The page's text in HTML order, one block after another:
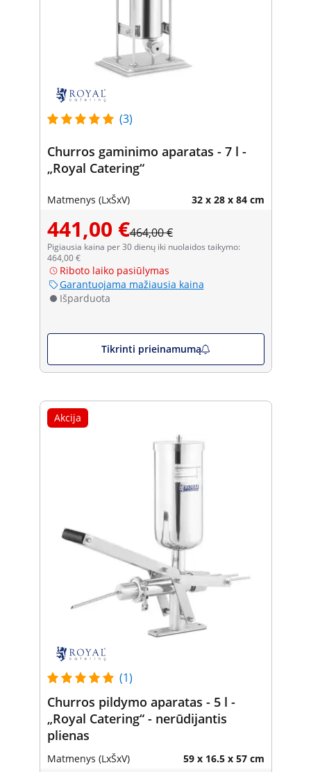
(3)
Churros gaminimo aparatas - 7 l -
„Royal Catering“
Matmenys (LxŠxV) 32 x 28 x 84 cm
441,00 €464,00 €
Pigiausia kaina per 30 dienų iki nuolaidos taikymo:
464,00 €
Riboto laiko pasiūlymas
Garantuojama mažiausia kaina
Išparduota
Tikrinti prieinamumą
Akcija
(1)
Churros pildymo aparatas - 5 l -
„Royal Catering“ - nerūdijantis
plienas
Matmenys (LxŠxV) 59 x 16.5 x 57 cm